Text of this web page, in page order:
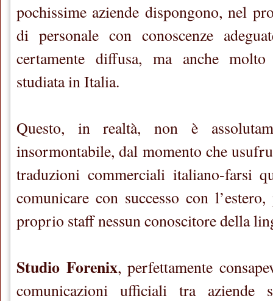
pochissime aziende dispongono, nel
di personale con conoscenze
certamente diffusa, ma anche
studiata in Italia.
Questo, in realtà, non è
insormontabile, dal momento che
traduzioni commerciali italiano-farsi
comunicare con successo con
proprio staff nessun conoscitore della
Studio Forenix, perfettamente
comunicazioni ufficiali tra aziende